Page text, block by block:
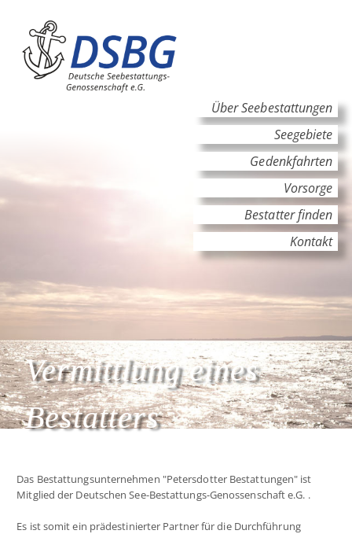
Hauptinhalt
Hauptnavigation
Über Seebestattungen
Seegebiete
Gedenkfahrten
Vorsorge
Bestatter finden
Kontakt
Vermittlung eines
Bestatters
Das Bestattungsunternehmen "Petersdotter Bestattungen" ist
Mitglied der Deutschen See-Bestattungs-Genossenschaft e.G. .
Es ist somit ein prädestinierter Partner für die Durchführung